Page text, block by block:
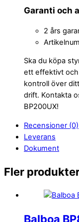
Garanti och
2 års
Ska du köpa
ett effektivt och
kontroll över
drift. Kontakta
BP200UX!
Recensioner (0)
Leverans
Dokument
Fler
Balboa